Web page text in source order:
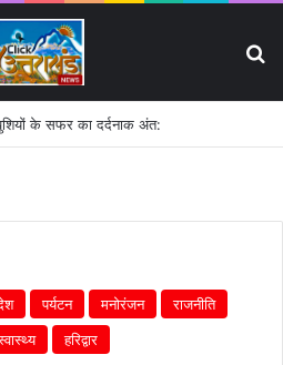
के सफर का दर्दनाक अंत:
पर्यटन मनोरंजन
राजनीति
हरिद्वार